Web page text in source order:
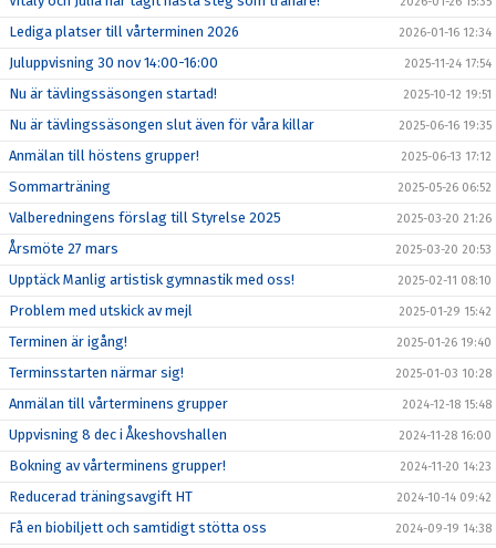
Lediga platser till vårterminen 2026 2026-01-16 12:34
Juluppvisning 30 nov 14:00-16:00 2025-11-24 17:54
Nu är tävlingssäsongen startad! 2025-10-12 19:51
Nu är tävlingssäsongen slut även för våra killar 2025-06-16 19:35
Anmälan till höstens grupper! 2025-06-13 17:12
Sommarträning 2025-05-26 06:52
Valberedningens förslag till Styrelse 2025 2025-03-20 21:26
Årsmöte 27 mars 2025-03-20 20:53
Upptäck Manlig artistisk gymnastik med oss! 2025-02-11 08:10
Problem med utskick av mejl 2025-01-29 15:42
Terminen är igång! 2025-01-26 19:40
Terminsstarten närmar sig! 2025-01-03 10:28
Anmälan till vårterminens grupper 2024-12-18 15:48
Uppvisning 8 dec i Åkeshovshallen 2024-11-28 16:00
Bokning av vårterminens grupper! 2024-11-20 14:23
Reducerad träningsavgift HT 2024-10-14 09:42
Få en biobiljett och samtidigt stötta oss 2024-09-19 14:38